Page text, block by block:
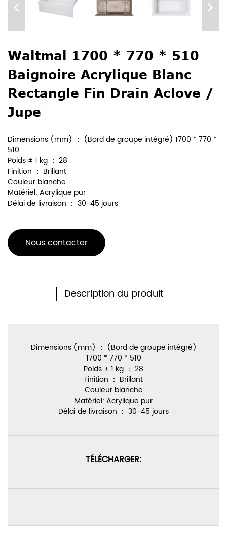
Waltmal 1700 * 770 * 510
Baignoire Acrylique Blanc
Rectangle Fin Drain Aclove /
Jupe
Dimensions (mm) ： (Bord de groupe intégré) 1700 * 770 *
510
Poids ± 1 kg ： 28
Finition ： Brillant
Couleur blanche
Matériel: Acrylique pur
Délai de livraison ： 30-45 jours
Nous contacter
Description du produit
Dimensions (mm) ： (Bord de groupe intégré)
1700 * 770 * 510
Poids ± 1 kg ： 28
Finition ： Brillant
Couleur blanche
Matériel: Acrylique pur
Délai de livraison ： 30-45 jours
TÉLÉCHARGER: